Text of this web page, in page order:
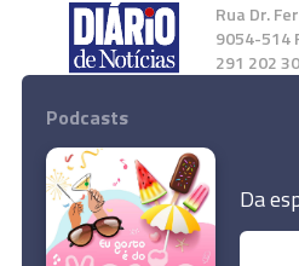
Rua Dr.
9054-514
291 202
Instale a
Podcasts
Da